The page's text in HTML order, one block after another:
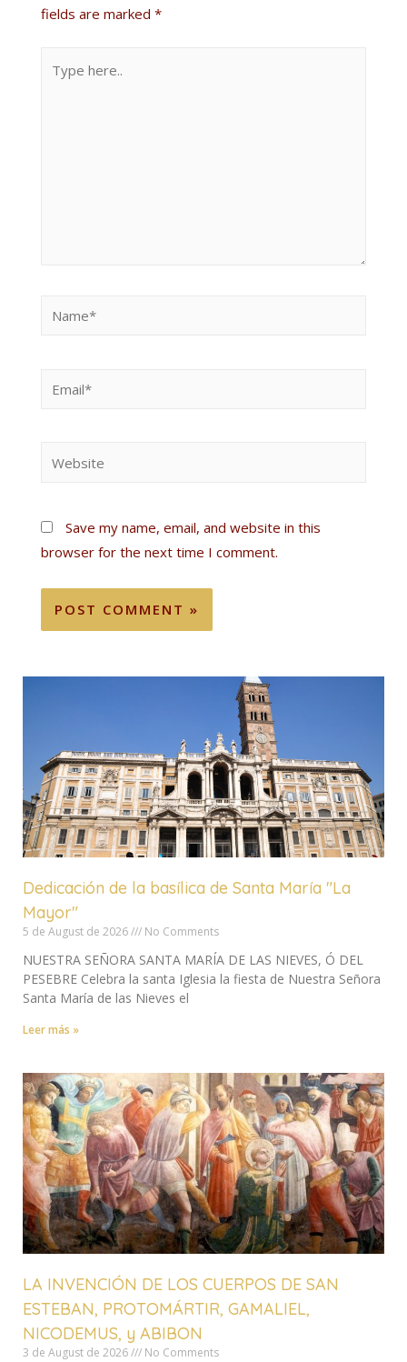
fields are marked *
Save my name, email, and website in this
browser for the next time I comment.
Dedicación de la basílica de Santa María "La
Mayor"
5 de August de 2026 No Comments
NUESTRA SEÑORA SANTA MARÍA DE LAS NIEVES, Ó DEL
PESEBRE Celebra la santa Iglesia la fiesta de Nuestra Señora
Santa María de las Nieves el
Leer más »
LA INVENCIÓN DE LOS CUERPOS DE SAN
ESTEBAN, PROTOMÁRTIR, GAMALIEL,
NICODEMUS, y ABIBON
3 de August de 2026 No Comments